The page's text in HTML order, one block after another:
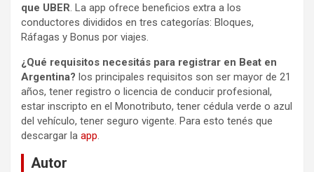
que UBER. La app ofrece beneficios extra a los
conductores divididos en tres categorías: Bloques,
Ráfagas y Bonus por viajes.
¿Qué requisitos necesitás para registrar en Beat en
Argentina? los principales requisitos son ser mayor de 21
años, tener registro o licencia de conducir profesional,
estar inscripto en el Monotributo, tener cédula verde o azul
del vehículo, tener seguro vigente. Para esto tenés que
descargar la app.
Autor